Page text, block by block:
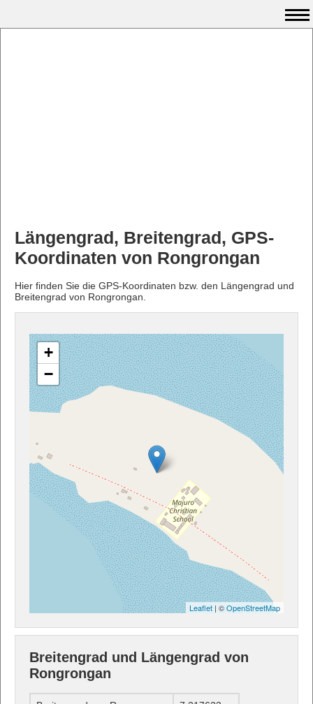
Längengrad, Breitengrad, GPS-
Koordinaten von Rongrongan
Hier finden Sie die GPS-Koordinaten bzw. den Längengrad und
Breitengrad von Rongrongan.
+
−
Leaflet | ©OpenStreetMap
Breitengrad und Längengrad von
Rongrongan